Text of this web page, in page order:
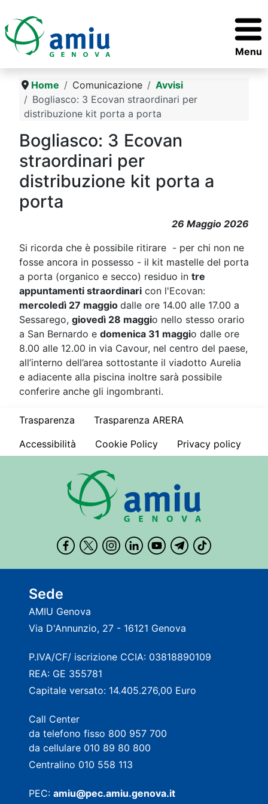
Menu
Home Comunicazione
Avvisi
Bogliasco: 3 Ecovan straordinari per
distribuzione kit porta a porta
Bogliasco: 3 Ecovan
straordinari per
distribuzione kit porta a
porta
26 Maggio 2026
Si ricorda che è possibile ritirare - per chi non ne
fosse ancora in possesso - il kit mastelle del porta
a porta (organico e secco) residuo in tre
appuntamenti straordinari con l'Ecovan:
mercoledì 27 maggio dalle ore 14.00 alle 17.00 a
Sessarego, giovedì 28 maggio nello stesso orario
a San Bernardo e domenica 31 maggio dalle ore
8.00 alle 12.00 in via Cavour, nel centro del paese,
all’interno dell’area sottostante il viadotto Aurelia
e adiacente alla piscina inoltre sarà possibile
conferire anche gli ingombranti.
Trasparenza
Trasparenza ARERA
Accessibilità
Cookie Policy Privacy policy
Sede
AMIU Genova
Via D'Annunzio, 27 - 16121 Genova
P.IVA/CF/ iscrizione CCIA: 03818890109
REA: GE 355781
Capitale versato: 14.405.276,00 Euro
Call Center
da telefono fisso 800 957 700
da cellulare 010 89 80 800
Centralino 010 558 113
PEC: amiu@pec.amiu.genova.it